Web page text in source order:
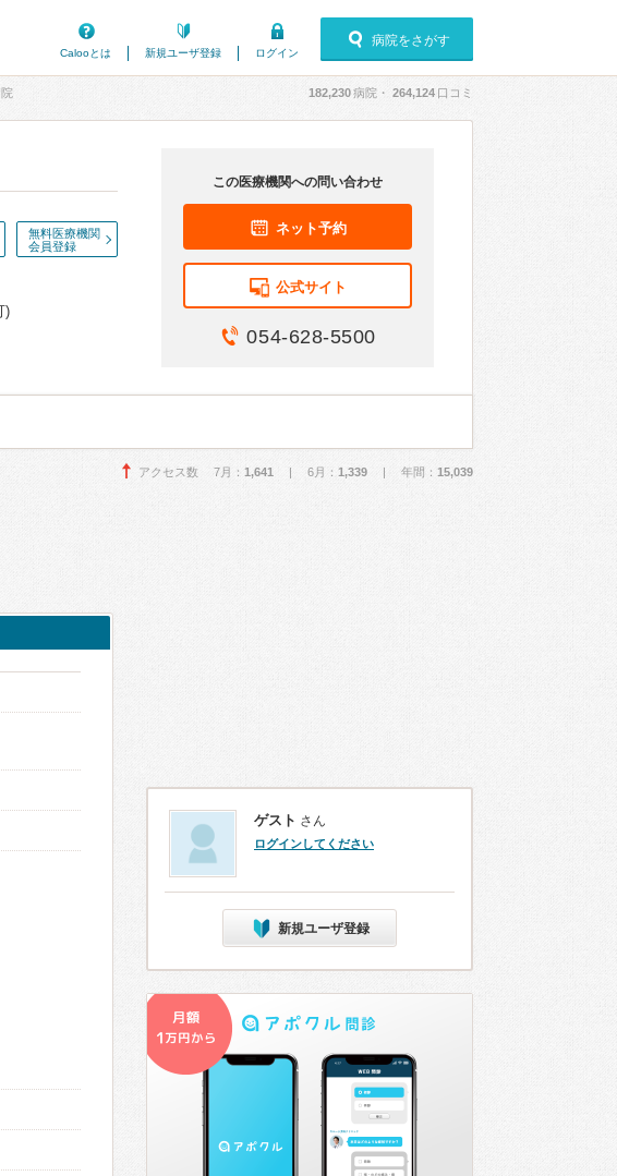
Calooとは
新規ユーザ登録 ログイン
病院をさがす
182,230病院・ 264,124 口コミ
無料医療機関
会員登録
)
この医療機関への問い合わせ
ネット予約
公式サイト
054-628-5500
アクセス数 7月： 1,641 | 6月： 1,339 | 年間： 15,039
ゲスト さん
ログインしてください
新規ユーザ登録